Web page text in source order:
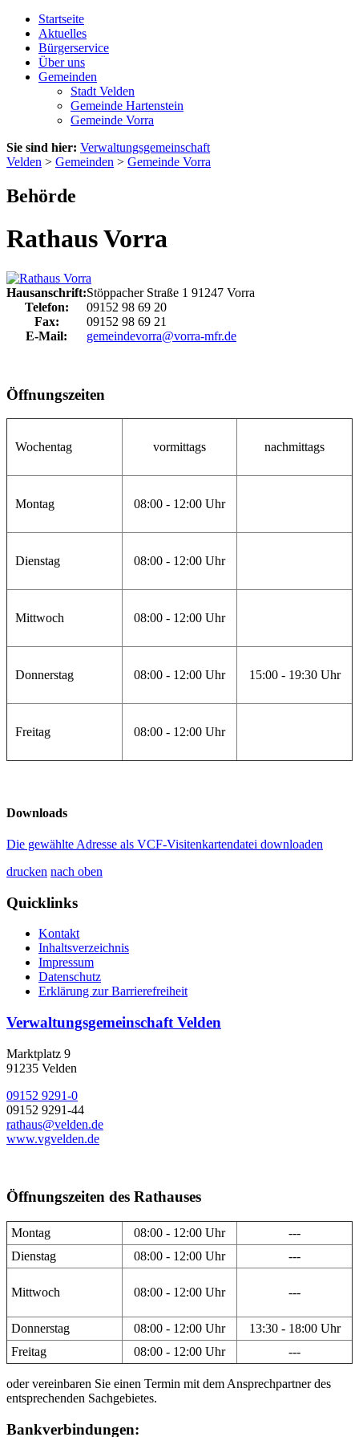
Startseite
Aktuelles
Bürgerservice
Über uns
Gemeinden
Stadt Velden
Gemeinde Hartenstein
Gemeinde Vorra
Sie sind hier: Verwaltungsgemeinschaft
Velden > Gemeinden > Gemeinde Vorra
Behörde
Rathaus Vorra
Hausanschrift:Stöppacher Straße 1 91247 Vorra
Telefon:
09152 98 69 20
Fax:
09152 98 69 21
E-Mail:
gemeindevorra@vorra-mfr.de
Öffnungszeiten
Wochentag vormittags nachmittags
Montag 08:00 - 12:00 Uhr
Dienstag 08:00 - 12:00 Uhr
Mittwoch 08:00 - 12:00 Uhr
Donnerstag 08:00 - 12:00 Uhr 15:00 - 19:30 Uhr
Freitag 08:00 - 12:00 Uhr
Downloads
Die gewählte Adresse als VCF-Visitenkartendatei downloaden
drucken nach oben
Quicklinks
Kontakt
Inhaltsverzeichnis
Impressum
Datenschutz
Erklärung zur Barrierefreiheit
Verwaltungsgemeinschaft Velden
Marktplatz 9
91235 Velden
09152 9291-0
09152 9291-44
rathaus@velden.de
www.vgvelden.de
Öffnungszeiten des Rathauses
Montag 08:00 - 12:00 Uhr
---
Dienstag
08:00 - 12:00 Uhr ---
Mittwoch 08:00 - 12:00 Uhr ---
Donnerstag 08:00 - 12:00 Uhr
13:30 - 18:00 Uhr
Freitag
08:00 - 12:00 Uhr ---
oder vereinbaren Sie einen Termin mit dem Ansprechpartner des
entsprechenden Sachgebietes.
Bankverbindungen: